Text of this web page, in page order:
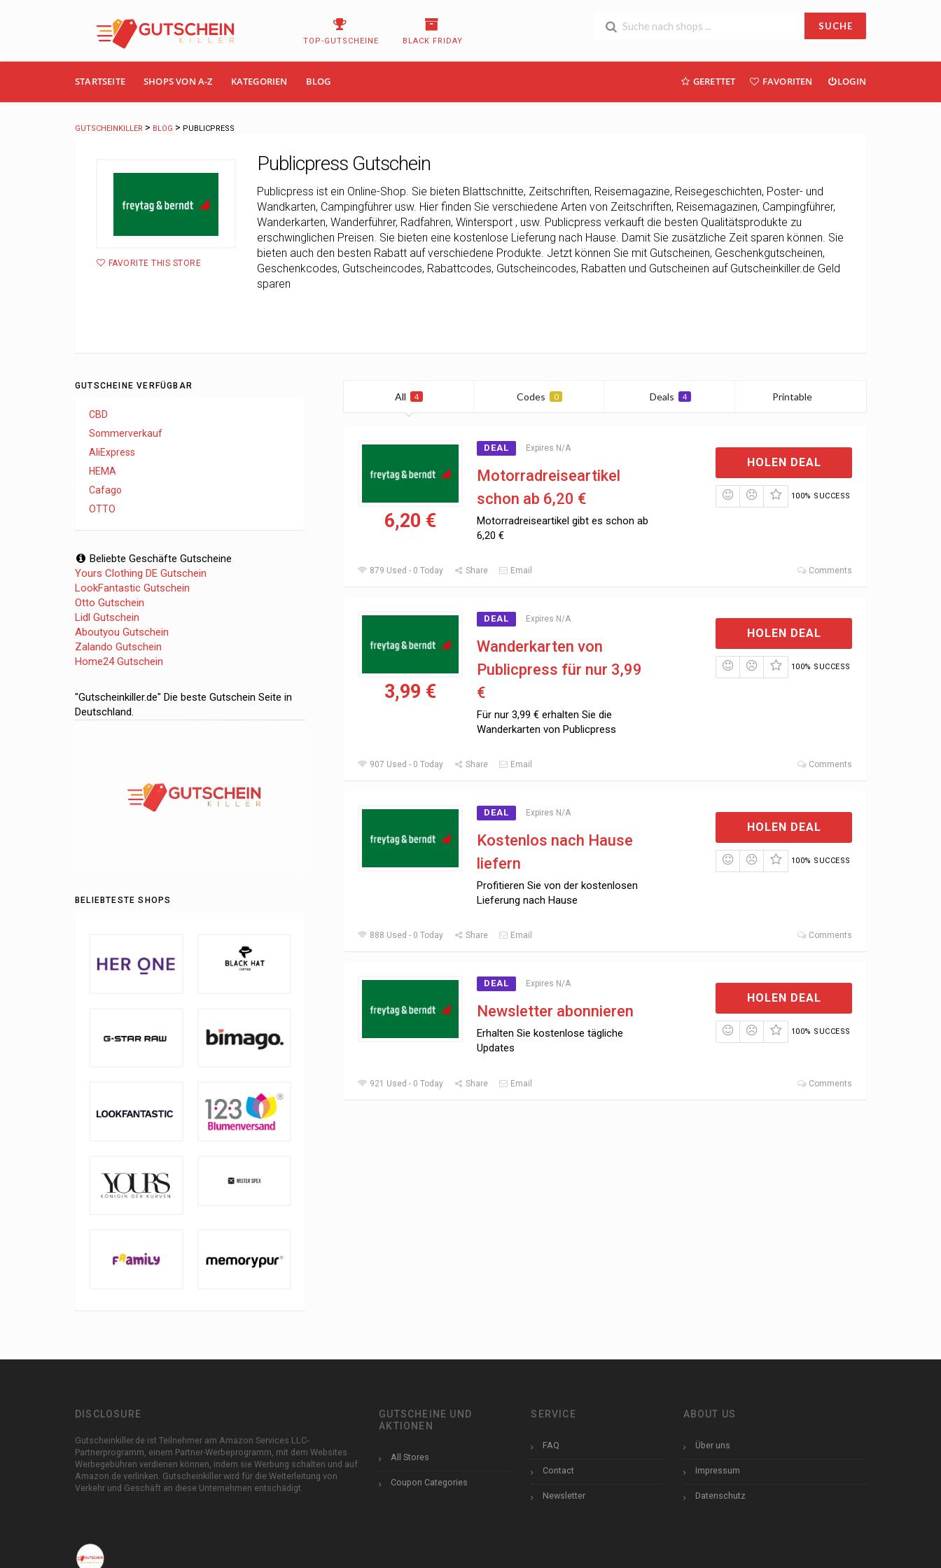
TOP-GUTSCHEINE BLACK FRIDAY
SUCHE
to
STARTSEITE SHOPS VON A-Z KATEGORIEN BLOG GERETTET FAVORITEN LOGIN
GUTSCHEINKILLER > BLOG > PUBLICPRESS
FAVORITE THIS STORE
Publicpress Gutschein
Publicpress ist ein Online-Shop. Sie bieten Blattschnitte, Zeitschriften, Reisemagazine, Reisegeschichten, Poster- und
Wandkarten, Campingführer usw. Hier finden Sie verschiedene Arten von Zeitschriften, Reisemagazinen, Campingführer,
Wanderkarten, Wanderführer, Radfahren, Wintersport , usw. Publicpress verkauft die besten Qualitätsprodukte zu
erschwinglichen Preisen. Sie bieten eine kostenlose Lieferung nach Hause. Damit Sie zusätzliche Zeit sparen können. Sie
bieten auch den besten Rabatt auf verschiedene Produkte. Jetzt können Sie mit Gutscheinen, Geschenkgutscheinen,
Geschenkcodes, Gutscheincodes, Rabattcodes, Gutscheincodes, Rabatten und Gutscheinen auf Gutscheinkiller.de Geld
sparen
All 4 Codes 0 Deals 4 Printable
6,20 €
DEAL Expires N/A
Motorradreiseartikel
schon ab 6,20 €
Motorradreiseartikel gibt es schon ab
6,20 €
HOLEN DEAL
100% SUCCESS
879 Used - 0 Today Share Email Comments
3,99 €
DEAL Expires N/A
Wanderkarten von
Publicpress für nur 3,99
€
Für nur 3,99 € erhalten Sie die
Wanderkarten von Publicpress
HOLEN DEAL
100% SUCCESS
907 Used - 0 Today Share Email Comments
DEAL Expires N/A
Kostenlos nach Hause
liefern
Profitieren Sie von der kostenlosen
Lieferung nach Hause
HOLEN DEAL
100% SUCCESS
888 Used - 0 Today Share Email Comments
DEAL Expires N/A
Newsletter abonnieren
Erhalten Sie kostenlose tägliche
Updates
HOLEN DEAL
100% SUCCESS
921 Used - 0 Today Share Email Comments
GUTSCHEINE VERFÜGBAR
CBD
Sommerverkauf
AliExpress
HEMA
Cafago
OTTO
Beliebte Geschäfte Gutscheine
Yours Clothing DE Gutschein
LookFantastic Gutschein
Otto Gutschein
Lidl Gutschein
Aboutyou Gutschein
Zalando Gutschein
Home24 Gutschein
"Gutscheinkiller.de" Die beste Gutschein Seite in
Deutschland.
BELIEBTESTE SHOPS
DISCLOSURE
Gutscheinkiller.de ist Teilnehmer am Amazon Services LLC-
Partnerprogramm, einem Partner-Werbeprogramm, mit dem Websites
Werbegebühren verdienen können, indem sie Werbung schalten und auf
Amazon.de verlinken. Gutscheinkiller wird für die Weiterleitung von
Verkehr und Geschäft an diese Unternehmen entschädigt.
GUTSCHEINE UND
AKTIONEN
All Stores
Coupon Categories
SERVICE
FAQ
Contact
Newsletter
ABOUT US
Über uns
Impressum
Datenschutz